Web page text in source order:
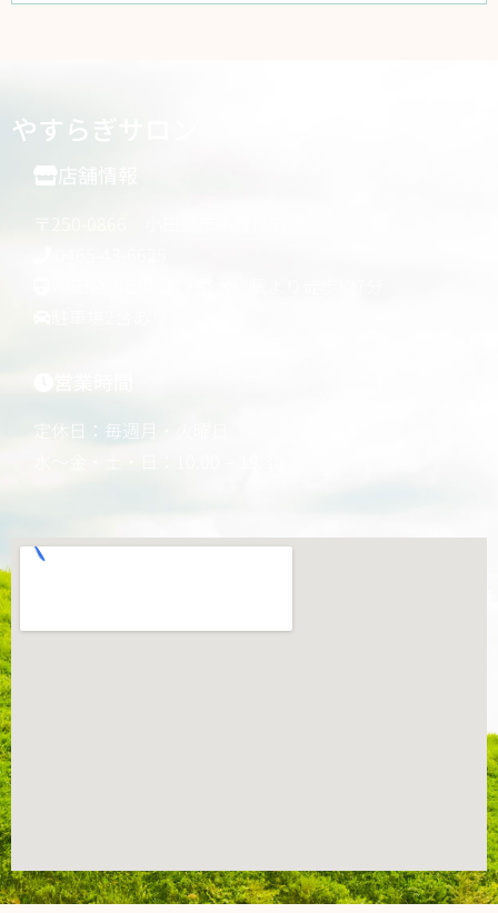
やすらぎサロン
店舗情報
定休日：毎週月・火曜日